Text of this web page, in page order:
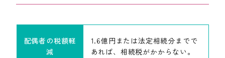
配偶者の税額軽
減
1.6億円または法定相続分までで
あれば、相続税がかからない。